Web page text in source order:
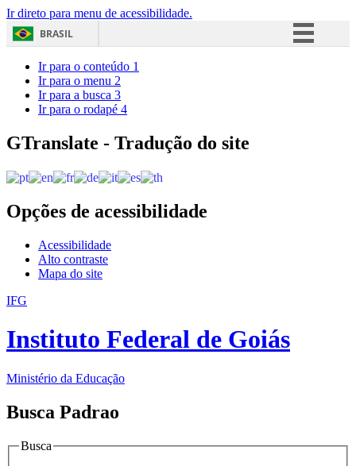
Ir direto para menu de acessibilidade.
BRASIL
Acesso à informação
Ir para o conteúdo 1
Ir para o menu 2
Ir para a busca 3
Ir para o rodapé 4
GTranslate - Tradução do site
Opções de acessibilidade
Acessibilidade
Alto contraste
Mapa do site
IFG
Instituto Federal de Goiás
Ministério da Educação
Busca Padrao
Busca